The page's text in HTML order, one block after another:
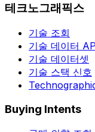
테크노그래픽스
기술 조회
기술 데이터
기술 데이터셋
기술 스택 신호
Buying Intents